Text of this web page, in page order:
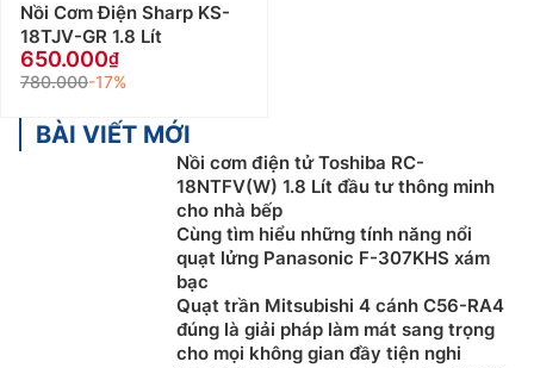
Nồi Cơm Điện Sharp KS-
18TJV-GR 1.8 Lít
650.000
780.000-17%
BÀI VIẾT MỚI
Nồi cơm điện tử Toshiba RC-
18NTFV(W) 1.8 Lít đầu tư thông minh
cho nhà bếp
Cùng tìm hiểu những tính năng nổi
quạt lửng Panasonic F-307KHS xám
bạc
Quạt trần Mitsubishi 4 cánh C56-RA4
đúng là giải pháp làm mát sang trọng
cho mọi không gian đầy tiện nghi